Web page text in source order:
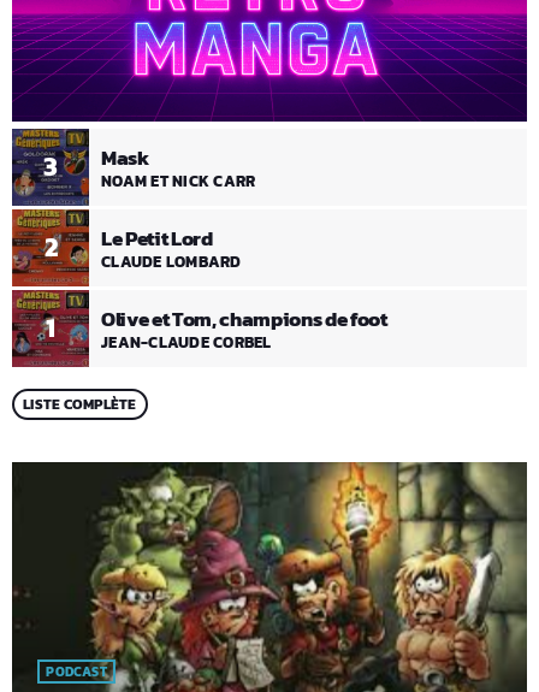
1 Olive et Tom, champions de foot
JEAN-CLAUDE CORBEL
2 Le Petit Lord
CLAUDE LOMBARD
3 Mask
NOAM ET NICK CARR
LISTE COMPLÈTE
PODCAST